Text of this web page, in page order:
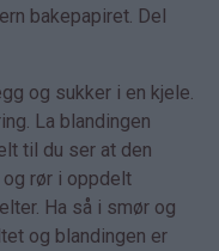
bakepapiret. Del
og sukker i en kjele.
La blandingen
til du ser at den
og rør i oppdelt
Ha så i smør og
og blandingen er